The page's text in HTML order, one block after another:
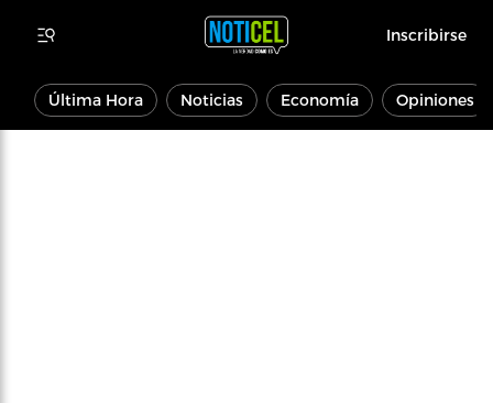
Inscribirse
Última Hora Noticias Economía Opiniones